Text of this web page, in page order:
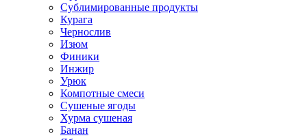
Сублимированные продукты
Курага
Чернослив
Изюм
Финики
Инжир
Урюк
Компотные смеси
Сушеные ягоды
Хурма сушеная
Банан